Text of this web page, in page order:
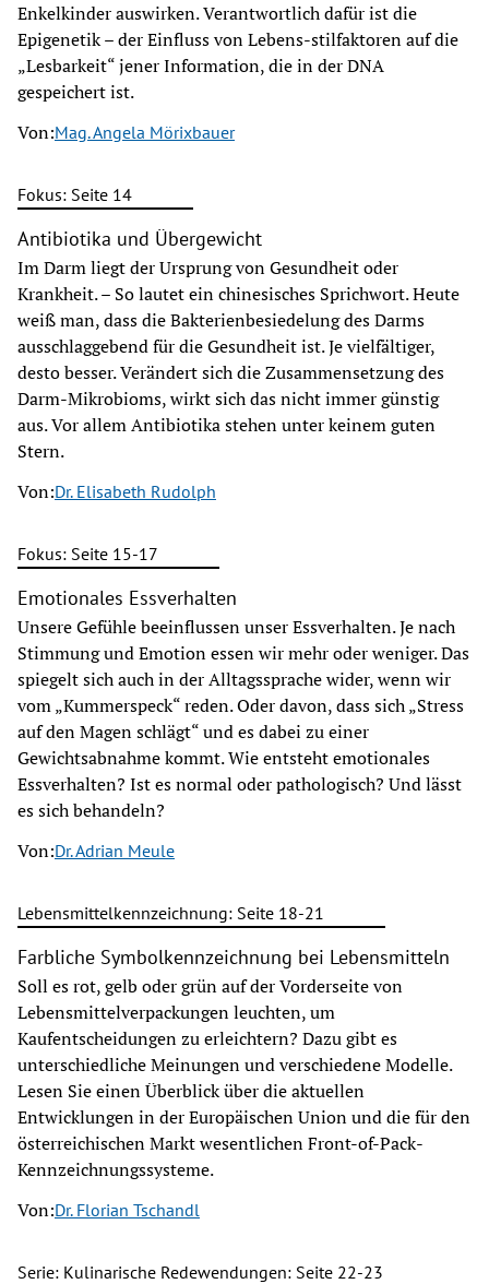
Enkelkinder auswirken. Verantwortlich dafür ist die
Epigenetik – der Einfluss von Lebens-stilfaktoren auf die
„Lesbarkeit“ jener Information, die in der DNA
gespeichert ist.
Von:Mag. Angela Mörixbauer
Fokus: Seite 14
Antibiotika und Übergewicht
Im Darm liegt der Ursprung von Gesundheit oder
Krankheit. – So lautet ein chinesisches Sprichwort. Heute
weiß man, dass die Bakterienbesiedelung des Darms
ausschlaggebend für die Gesundheit ist. Je vielfältiger,
desto besser. Verändert sich die Zusammensetzung des
Darm-Mikrobioms, wirkt sich das nicht immer günstig
aus. Vor allem Antibiotika stehen unter keinem guten
Stern.
Von:Dr. Elisabeth Rudolph
Fokus: Seite 15-17
Emotionales Essverhalten
Unsere Gefühle beeinflussen unser Essverhalten. Je nach
Stimmung und Emotion essen wir mehr oder weniger. Das
spiegelt sich auch in der Alltagssprache wider, wenn wir
vom „Kummerspeck“ reden. Oder davon, dass sich „Stress
auf den Magen schlägt“ und es dabei zu einer
Gewichtsabnahme kommt. Wie entsteht emotionales
Essverhalten? Ist es normal oder pathologisch? Und lässt
es sich behandeln?
Von:Dr. Adrian Meule
Lebensmittelkennzeichnung: Seite 18-21
Farbliche Symbolkennzeichnung bei Lebensmitteln
Soll es rot, gelb oder grün auf der Vorderseite von
Lebensmittelverpackungen leuchten, um
Kaufentscheidungen zu erleichtern? Dazu gibt es
unterschiedliche Meinungen und verschiedene Modelle.
Lesen Sie einen Überblick über die aktuellen
Entwicklungen in der Europäischen Union und die für den
österreichischen Markt wesentlichen Front-of-Pack-
Kennzeichnungssysteme.
Von:Dr. Florian Tschandl
Serie: Kulinarische Redewendungen: Seite 22-23